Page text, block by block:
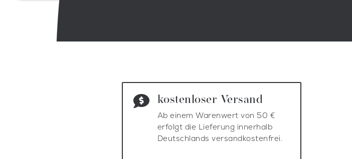
 kostenloser Versand
Ab einem Warenwert von 50 €
erfolgt die Lieferung innerhalb
Deutschlandsversandkostenfrei.